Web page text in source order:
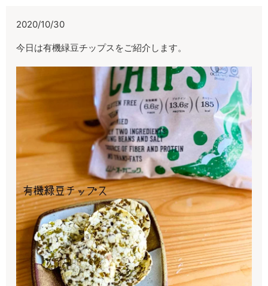
2020/10/30
今日は有機緑豆チップスをご紹介します。